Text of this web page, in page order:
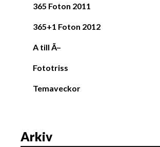
365 Foton 2011
365+1 Foton 2012
A till Ã–
Fototriss
Temaveckor
Arkiv